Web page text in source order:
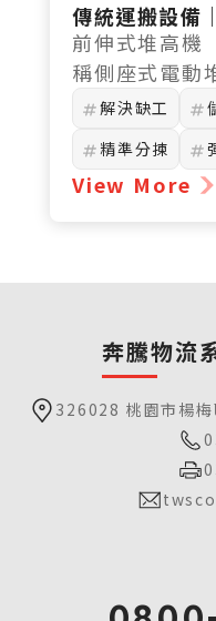
傳統運搬設備
前伸式堆高
稱側座式電動
與窄小通道作
高機動性與精
儲物流提升空
重要設備。
解決缺工
精準分揀
View More
奔騰物流
326028 桃園市楊